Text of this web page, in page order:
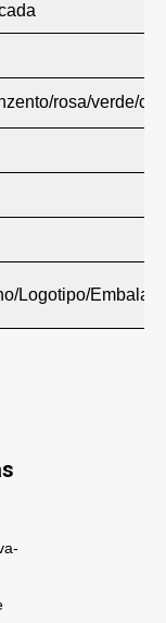
rosa/verde/
Logotipo/